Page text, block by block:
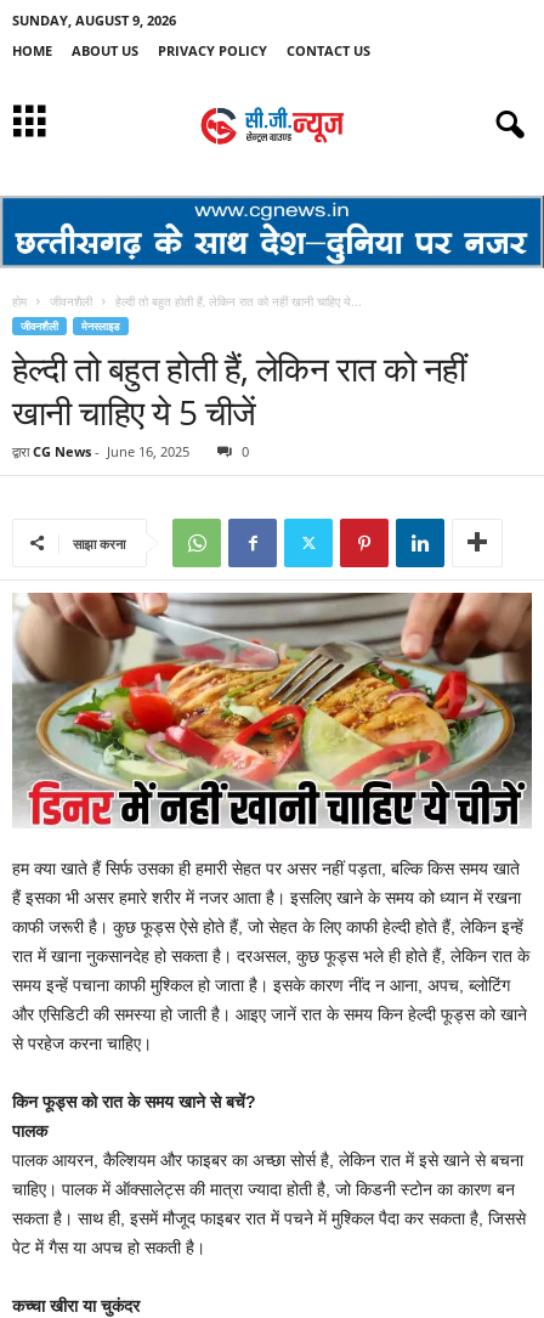
SUNDAY, AUGUST 9, 2026
HOME
ABOUT US PRIVACY POLICY CONTACT US
होम जीवनशैली हेल्दी तो बहुत होती हैं, लेकिन रात को नहीं खानी चाहिए ये...
जीवनशैली मेनस्लाइड
हेल्दी तो बहुत होती हैं, लेकिन रात को नहीं
खानी चाहिए ये 5 चीजें
द्वारा CG News - June 16, 2025 0
साझा करना
हम क्या खाते हैं सिर्फ उसका ही हमारी सेहत पर असर नहीं पड़ता, बल्कि किस समय खाते
हैं इसका भी असर हमारे शरीर में नजर आता है। इसलिए खाने के समय को ध्यान में रखना
काफी जरूरी है। कुछ फूड्स ऐसे होते हैं, जो सेहत के लिए काफी हेल्दी होते हैं, लेकिन इन्हें
रात में खाना नुकसानदेह हो सकता है। दरअसल, कुछ फूड्स भले ही होते हैं, लेकिन रात के
समय इन्हें पचाना काफी मुश्किल हो जाता है। इसके कारण नींद न आना, अपच, ब्लोटिंग
और एसिडिटी की समस्या हो जाती है। आइए जानें रात के समय किन हेल्दी फूड्स को खाने
से परहेज करना चाहिए।
किन फूड्स को रात के समय खाने से बचें?
पालक
पालक आयरन, कैल्शियम और फाइबर का अच्छा सोर्स है, लेकिन रात में इसे खाने से बचना
चाहिए। पालक में ऑक्सालेट्स की मात्रा ज्यादा होती है, जो किडनी स्टोन का कारण बन
सकता है। साथ ही, इसमें मौजूद फाइबर रात में पचने में मुश्किल पैदा कर सकता है, जिससे
पेट में गैस या अपच हो सकती है।
कच्चा खीरा या चुकंदर